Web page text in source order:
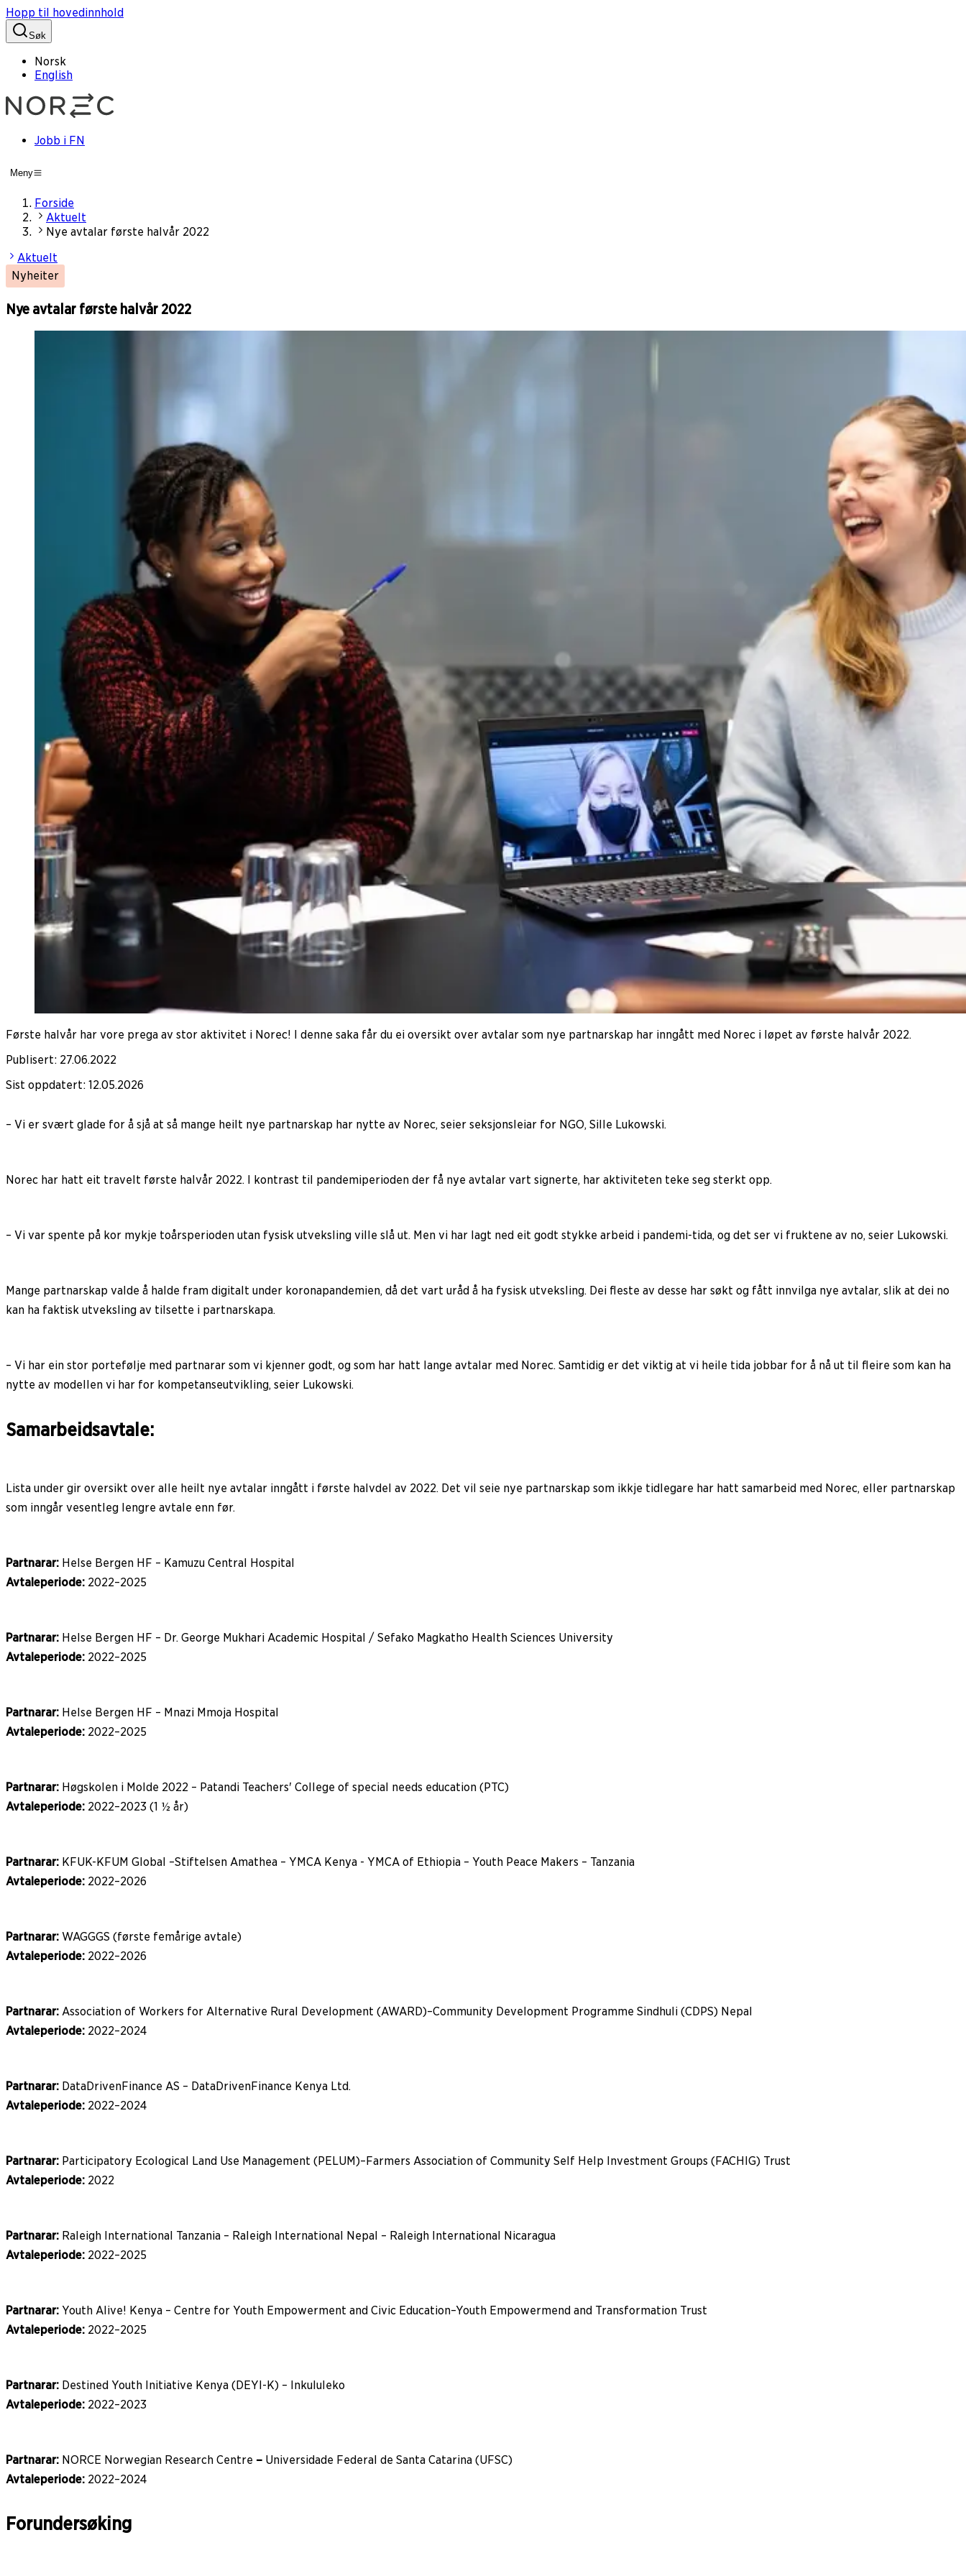
Hopp til hovedinnhold
Søk
Norsk
English
Jobb i FN
Meny
Forside
Aktuelt
Nye avtalar første halvår 2022
Aktuelt
Nyheiter
Nye avtalar første halvår 2022
Første halvår har vore prega av stor aktivitet i Norec! I denne saka får du ei oversikt over avtalar som nye partnarskap har inngått med Norec i løpet av første halvår 2022.
Publisert: 27.06.2022
Sist oppdatert: 12.05.2026
– Vi er svært glade for å sjå at så mange heilt nye partnarskap har nytte av Norec, seier seksjonsleiar for NGO, Sille Lukowski.
Norec har hatt eit travelt første halvår 2022. I kontrast til pandemiperioden der få nye avtalar vart signerte, har aktiviteten teke seg sterkt opp.
– Vi var spente på kor mykje toårsperioden utan fysisk utveksling ville slå ut. Men vi har lagt ned eit godt stykke arbeid i pandemi-tida, og det ser vi fruktene av no, seier Lukowski.
Mange partnarskap valde å halde fram digitalt under koronapandemien, då det vart uråd å ha fysisk utveksling. Dei fleste av desse har søkt og fått innvilga nye avtalar, slik at dei no
kan ha faktisk utveksling av tilsette i partnarskapa.
– Vi har ein stor portefølje med partnarar som vi kjenner godt, og som har hatt lange avtalar med Norec. Samtidig er det viktig at vi heile tida jobbar for å nå ut til fleire som kan ha
nytte av modellen vi har for kompetanseutvikling, seier Lukowski.
Samarbeidsavtale:
Lista under gir oversikt over alle heilt nye avtalar inngått i første halvdel av 2022. Det vil seie nye partnarskap som ikkje tidlegare har hatt samarbeid med Norec, eller partnarskap
som inngår vesentleg lengre avtale enn før.
Partnarar: Helse Bergen HF – Kamuzu Central Hospital
Avtaleperiode: 2022–2025
Partnarar: Helse Bergen HF – Dr. George Mukhari Academic Hospital / Sefako Magkatho Health Sciences University
Avtaleperiode: 2022–2025
Partnarar: Helse Bergen HF – Mnazi Mmoja Hospital
Avtaleperiode: 2022–2025
Partnarar: Høgskolen i Molde 2022 – Patandi Teachers' College of special needs education (PTC)
Avtaleperiode: 2022–2023 (1 ½ år)
Partnarar: KFUK-KFUM Global –Stiftelsen Amathea – YMCA Kenya - YMCA of Ethiopia – Youth Peace Makers – Tanzania
Avtaleperiode: 2022–2026
Partnarar: WAGGGS (første femårige avtale)
Avtaleperiode: 2022–2026
Partnarar: Association of Workers for Alternative Rural Development (AWARD)–Community Development Programme Sindhuli (CDPS) Nepal
Avtaleperiode: 2022–2024
Partnarar: DataDrivenFinance AS – DataDrivenFinance Kenya Ltd.
Avtaleperiode: 2022–2024
Partnarar: Participatory Ecological Land Use Management (PELUM)–Farmers Association of Community Self Help Investment Groups (FACHIG) Trust
Avtaleperiode: 2022
Partnarar: Raleigh International Tanzania – Raleigh International Nepal – Raleigh International Nicaragua
Avtaleperiode: 2022–2025
Partnarar: Youth Alive! Kenya – Centre for Youth Empowerment and Civic Education–Youth Empowermend and Transformation Trust
Avtaleperiode: 2022–2025
Partnarar: Destined Youth Initiative Kenya (DEYI-K) – Inkululeko
Avtaleperiode: 2022–2023
Partnarar: NORCE Norwegian Research Centre – Universidade Federal de Santa Catarina (UFSC)
Avtaleperiode: 2022–2024
Forundersøking